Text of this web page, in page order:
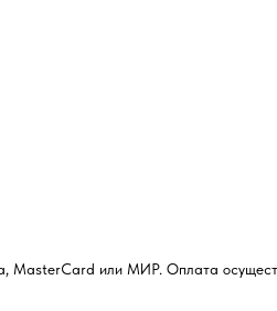
MasterCard или МИР. Оплата